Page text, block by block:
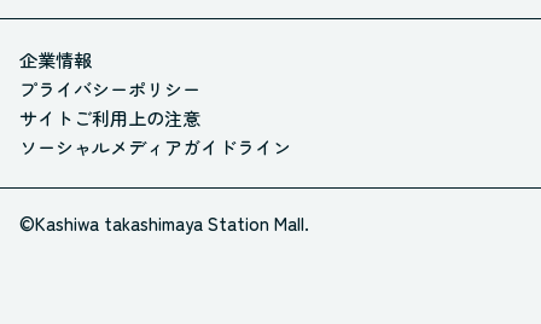
企業情報
プライバシーポリシー
サイトご利用上の注意
ソーシャルメディアガイドライン
©Kashiwa takashimaya Station Mall.